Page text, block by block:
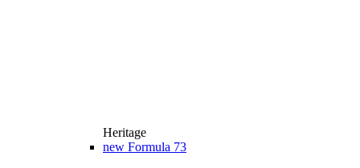
Heritage
new Formula 73